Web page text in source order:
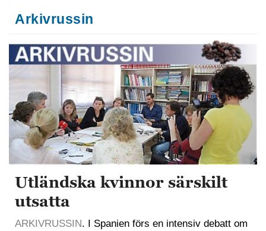
Arkivrussin
Utländska kvinnor särskilt
utsatta
ARKIVRUSSIN. I Spanien förs en intensiv debatt om